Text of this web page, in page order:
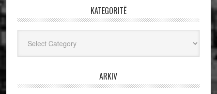
KATEGORITË
ARKIV